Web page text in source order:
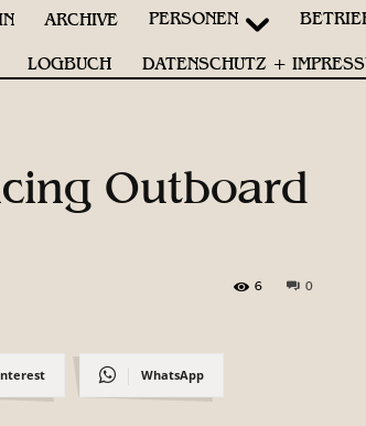
ARCHIVE PERSONEN
LOGBUCH DATENSCHUTZ +
Outboard
0
6
WhatsApp